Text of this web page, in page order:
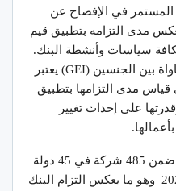
مؤسسة بلومبرج، إن حرص CIB المستمر في الإفصاح عن
مدى التزامه بتطبيق قيم
سياسات وأنشطة البنك.
وأضاف أن مؤشر بلومبرج للمساواة بين الجنسين (GEI) يعتبر
قياس مدى التزامها بتطبيق
على إحداث تغيير
جدير بالذكر ، أنه تم اختيار البنك ضمن 485 شركة في 45 دولة
ومنطقة منضمّة للمؤشر لعام 2023 وهو ما يعكس التزام البنك